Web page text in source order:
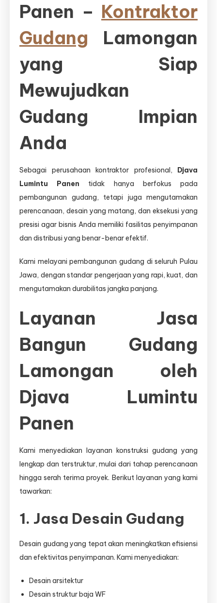
Panen – Kontraktor
Gudang Lamongan
yang Siap
Mewujudkan
Gudang Impian
Anda
Sebagai perusahaan kontraktor profesional, Djava
Lumintu Panen tidak hanya berfokus pada
pembangunan gudang, tetapi juga mengutamakan
perencanaan, desain yang matang, dan eksekusi yang
presisi agar bisnis Anda memiliki fasilitas penyimpanan
dan distribusi yang benar-benar efektif.
Kami melayani pembangunan gudang di seluruh Pulau
Jawa, dengan standar pengerjaan yang rapi, kuat, dan
mengutamakan durabilitas jangka panjang.
Layanan Jasa
Bangun Gudang
Lamongan oleh
Djava Lumintu
Panen
Kami menyediakan layanan konstruksi gudang yang
lengkap dan terstruktur, mulai dari tahap perencanaan
hingga serah terima proyek. Berikut layanan yang kami
tawarkan:
1. Jasa Desain Gudang
Desain gudang yang tepat akan meningkatkan efisiensi
dan efektivitas penyimpanan. Kami menyediakan:
Desain arsitektur
Desain struktur baja WF